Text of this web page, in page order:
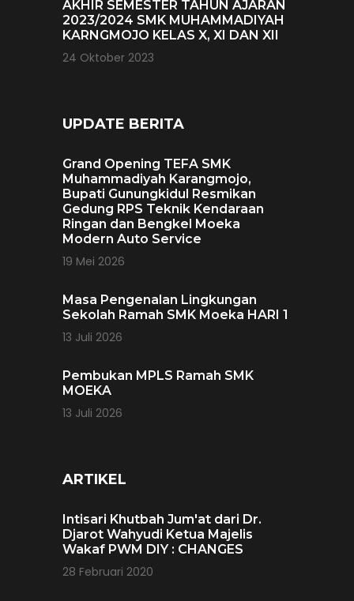
AKHIR SEMESTER TAHUN AJARAN
2023/2024 SMK MUHAMMADIYAH
KARNGMOJO KELAS X, XI DAN XII
24 Oktober 2023
UPDATE BERITA
Grand Opening TEFA SMK
Muhammadiyah Karangmojo,
Bupati Gunungkidul Resmikan
Gedung RPS Teknik Kendaraan
Ringan dan Bengkel Moeka
Modern Auto Service
19 Mei 2026
Masa Pengenalan Lingkungan
Sekolah Ramah SMK Moeka HARI 1
13 Juli 2026
Pembukan MPLS Ramah SMK
MOEKA
13 Juli 2026
ARTIKEL
Intisari Khutbah Jum'at dari Dr.
Djarot Wahyudi Ketua Majelis
Wakaf PWM DIY : CHANGES
28 Februari 2020